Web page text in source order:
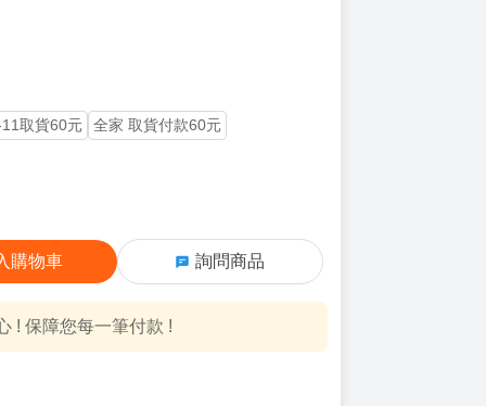
取貨60元
全家 取貨付款60元
購物車 詢問商品
! 保障您每一筆付款 !